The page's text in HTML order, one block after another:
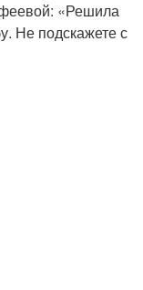
«Решила
Не подскажете с